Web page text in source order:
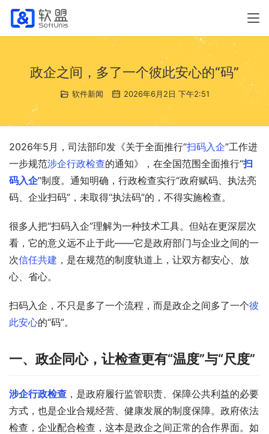
政企之间，多了一个彼此安心的“码”
软件新闻 2026年6月2日 下午2:51
2026年5月，司法部印发《关于全面推行“扫码入企”工作进
一步规范涉企行政检查的通知》，在全国范围全面推行“扫
码入企”制度。通知明确，行政检查实行“政府赋码、执法亮
码、企业扫码”，未取得“执法码”的，不得实施检查。
很多人把“扫码入企”理解为一种技术工具。但站在更深层次
看，它的意义远不止于此——它是政府部门与企业之间的一
次信任共建 ，是在规范的制度轨道上，让双方都安心、放
心、省心。
扫码入企，不只是多了一个流程，而是政企之间多了一个彼
此安心的“码”。
一、政企同心，让检查更有“温度”与“尺度”
涉企行政检查 ，是政府履行监管职责、保障公共利益的必要
方式，也是企业合规经营、健康发展的制度保障。政府依法
检查，企业配合检查，这本是政企之间正常的合作界面。如